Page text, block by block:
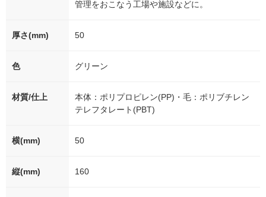
管理をおこなう工場や施設などに。
厚さ(mm) 50
色 グリーン
材質/仕上
本体：ポリプロピレン(PP)・毛：ポリブチレン
テレフタレート(PBT)
横(mm) 50
縦(mm) 160